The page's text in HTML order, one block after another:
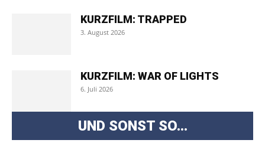
KURZFILM: TRAPPED
3. August 2026
KURZFILM: WAR OF LIGHTS
6. Juli 2026
UND SONST SO...